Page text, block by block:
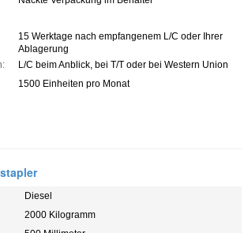
15 Werktage nach empfangenem L/C oder Ihrer
Ablagerung
L/C beim Anblick, bei T/T oder bei Western Union
1500 Einheiten pro Monat
Diesel
2000 Kilogramm